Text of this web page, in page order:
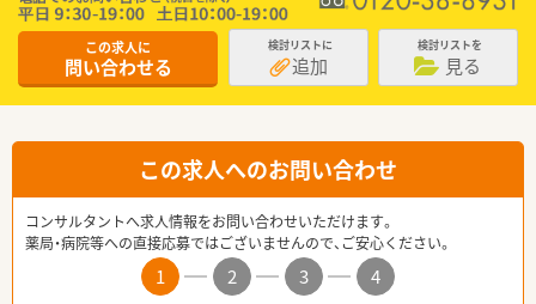
この求人に
問い合わせる
検討リストに
追加
検討リストを
見る
この求人へのお問い合わせ
コンサルタントへ求人情報をお問い合わせいただけます。
薬局・病院等への直接応募ではございませんので、ご安心ください。
1 2 3
4